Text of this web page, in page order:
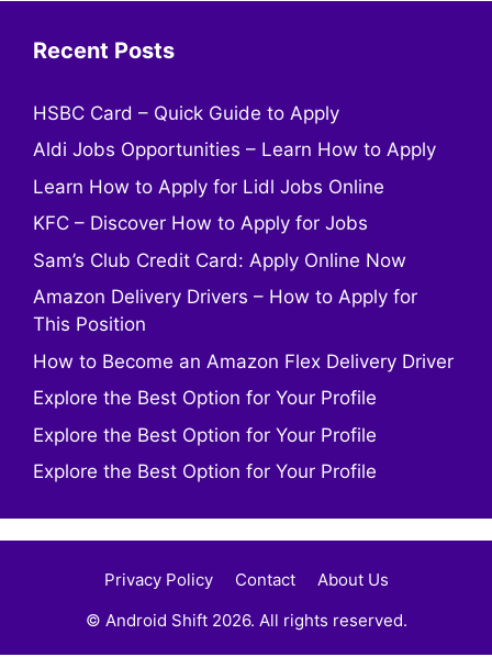
Recent Posts
HSBC Card – Quick Guide to Apply
Aldi Jobs Opportunities – Learn How to Apply
Learn How to Apply for Lidl Jobs Online
KFC – Discover How to Apply for Jobs
Sam’s Club Credit Card: Apply Online Now
Amazon Delivery Drivers – How to Apply for
This Position
How to Become an Amazon Flex Delivery Driver
Explore the Best Option for Your Profile
Explore the Best Option for Your Profile
Explore the Best Option for Your Profile
Privacy Policy Contact
About Us
© Android Shift 2026. All rights reserved.